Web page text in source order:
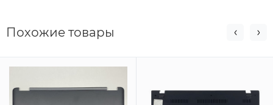
Похожие товары